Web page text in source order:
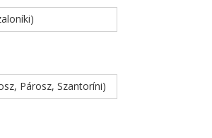
Párosz, Szantoríni)